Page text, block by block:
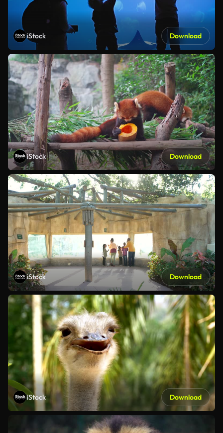
iStock Download
iStock Download
iStock Download
iStock Download